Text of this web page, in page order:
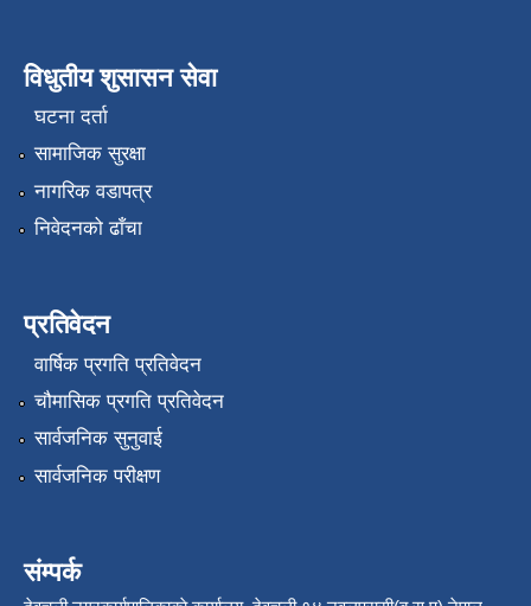
विधुतीय शुसासन सेवा
घटना दर्ता
सामाजिक सुरक्षा
नागरिक वडापत्र
निवेदनको ढाँचा
प्रतिवेदन
वार्षिक प्रगति प्रतिवेदन
चौमासिक प्रगति प्रतिवेदन
सार्वजनिक सुनुवाई
सार्वजनिक परीक्षण
संम्पर्क